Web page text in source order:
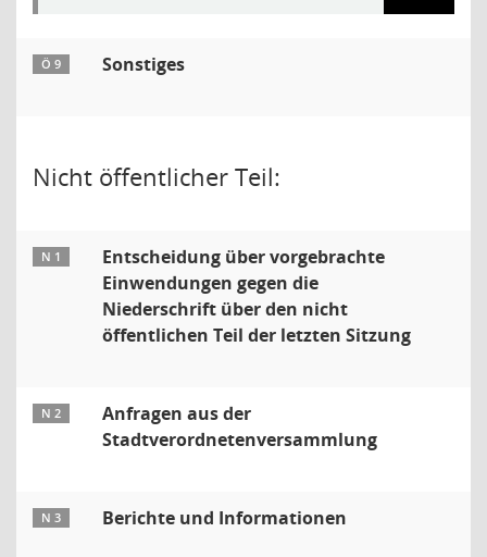
Ö 9 Sonstiges
Nicht öffentlicher Teil:
N 1
Entscheidung über vorgebrachte
Einwendungen gegen die
Niederschrift über den nicht
öffentlichen Teil der letzten Sitzung
N 2
Anfragen aus der
Stadtverordnetenversammlung
N 3 Berichte und Informationen